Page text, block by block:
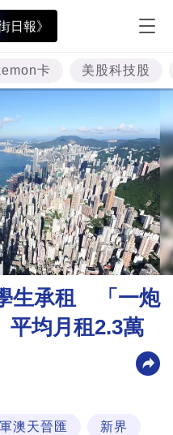
日報》
卡 美股科技股
生承租 「一炮
均月租2.3萬
澳天晉匯 新界